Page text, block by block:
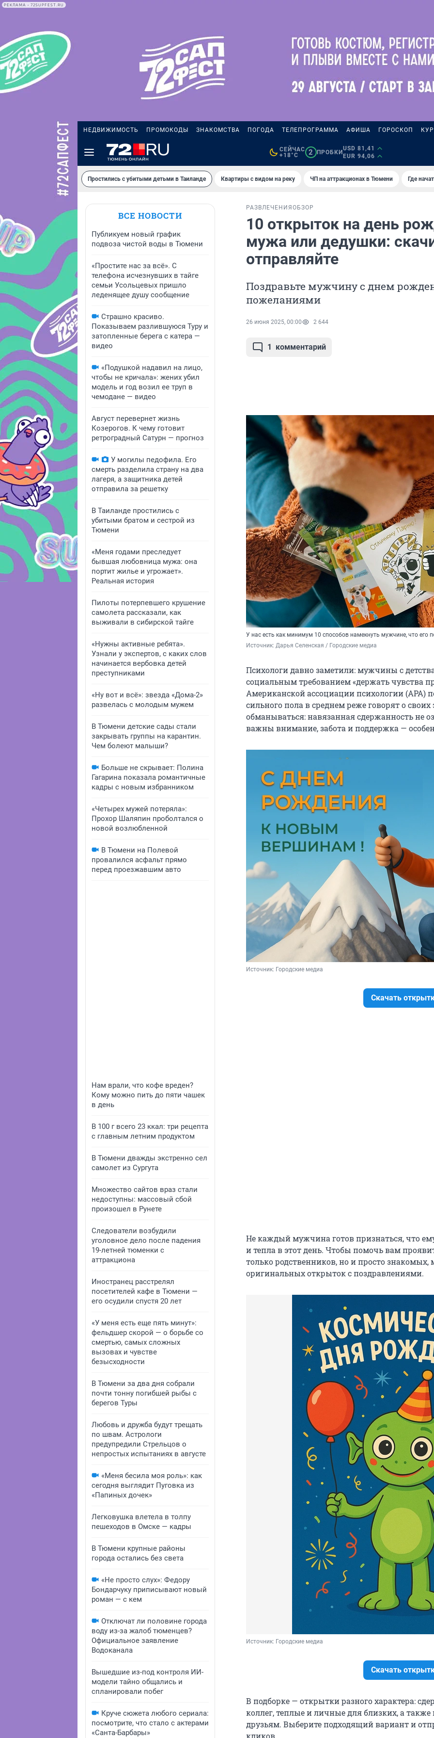
РЕКЛАМА • 72SUPFEST.RU
НЕДВИЖИМОСТЬ ПРОМОКОДЫ ЗНАКОМСТВА ПОГОДА ТЕЛЕПРОГРАММА АФИША ГОРОСКОП
СЕЙЧАС
+18°C
2 ПРОБКИ
USD 81,41
EUR 94,06
Простились с убитыми детьми в Таиланде Квартиры с видом на реку ЧП на аттракционах в Тюмени Где
ВСЕ НОВОСТИ
Публикуем новый график
подвоза чистой воды в Тюмени
«Простите нас за всё». С
телефона исчезнувших в тайге
семьи Усольцевых пришло
леденящее душу сообщение
Страшно красиво.
Показываем разлившуюся Туру и
затопленные берега с катера —
видео
«Подушкой надавил на лицо,
чтобы не кричала»: жених убил
модель и год возил ее труп в
чемодане — видео
Август перевернет жизнь
Козерогов. К чему готовит
ретроградный Сатурн — прогноз
У могилы педофила. Его
смерть разделила страну на два
лагеря, а защитника детей
отправила за решетку
В Таиланде простились с
убитыми братом и сестрой из
Тюмени
«Меня годами преследует
бывшая любовница мужа: она
портит жилье и угрожает».
Реальная история
Пилоты потерпевшего крушение
самолета рассказали, как
выживали в сибирской тайге
«Нужны активные ребята».
Узнали у экспертов, с каких слов
начинается вербовка детей
преступниками
«Ну вот и всё»: звезда «Дома-2»
развелась с молодым мужем
В Тюмени детские сады стали
закрывать группы на карантин.
Чем болеют малыши?
Больше не скрывает: Полина
Гагарина показала романтичные
кадры с новым избранником
«Четырех мужей потеряла»:
Прохор Шаляпин проболтался о
новой возлюбленной
В Тюмени на Полевой
провалился асфальт прямо
перед проезжавшим авто
Нам врали, что кофе вреден?
Кому можно пить до пяти чашек
в день
В 100 г всего 23 ккал: три рецепта
с главным летним продуктом
В Тюмени дважды экстренно сел
самолет из Сургута
Множество сайтов враз стали
недоступны: массовый сбой
произошел в Рунете
Следователи возбудили
уголовное дело после падения
19-летней тюменки с
аттракциона
Иностранец расстрелял
посетителей кафе в Тюмени —
его осудили спустя 20 лет
«У меня есть еще пять минут»:
фельдшер скорой — о борьбе со
смертью, самых сложных
вызовах и чувстве
безысходности
В Тюмени за два дня собрали
почти тонну погибшей рыбы с
берегов Туры
Любовь и дружба будут трещать
по швам. Астрологи
предупредили Стрельцов о
непростых испытаниях в августе
«Меня бесила моя роль»: как
сегодня выглядит Пуговка из
«Папиных дочек»
Легковушка влетела в толпу
пешеходов в Омске — кадры
В Тюмени крупные районы
города остались без света
«Не просто слух»: Федору
Бондарчуку приписывают новый
роман — с кем
Отключат ли половине города
воду из-за жалоб тюменцев?
Официальное заявление
Водоканала
Вышедшие из-под контроля ИИ-
модели тайно общались и
спланировали побег
Круче сюжета любого сериала:
посмотрите, что стало с актерами
«Санта-Барбары»
РАЗВЛЕЧЕНИЯ ОБЗОР
10 открыток на день
мужа или дедушки:
отправляйте
Поздравьте мужчину с днем
пожеланиями
26 июня 2025, 00:00 2 644
1 комментарий
У нас есть как минимум 10 способов намекнуть мужчине, что его
Источник: Дарья Селенская / Городские медиа
Психологи давно заметили: мужчины с
социальным требованием «держать чувства
Американской ассоциации психологии (APA)
сильного пола в среднем реже говорят о
обманываться: навязанная сдержанность не
важны внимание, забота и поддержка —
Источник: Городские медиа
Скачать
Не каждый мужчина готов признаться, что
и тепла в этот день. Чтобы помочь вам
только родственников, но и просто
оригинальных открыток с поздравлениями.
Источник: Городские медиа
Скачать
В подборке — открытки разного характера:
коллег, теплые и личные для близких, а
друзьям. Выберите подходящий вариант и
кликов.